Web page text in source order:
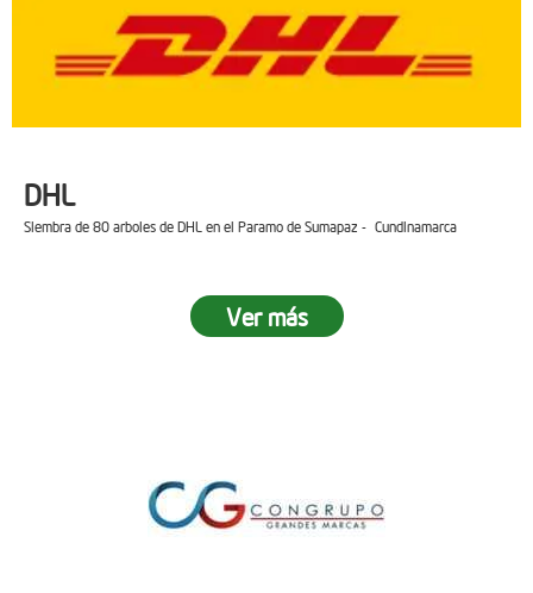
DHL
Siembra de 80 arboles de DHL en el Paramo de Sumapaz - Cundinamarca
Ver más